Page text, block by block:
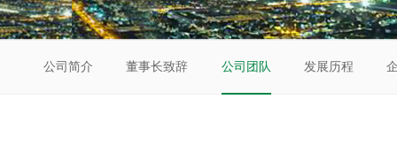
公司简介 董事长致辞 公司团队 发展历程